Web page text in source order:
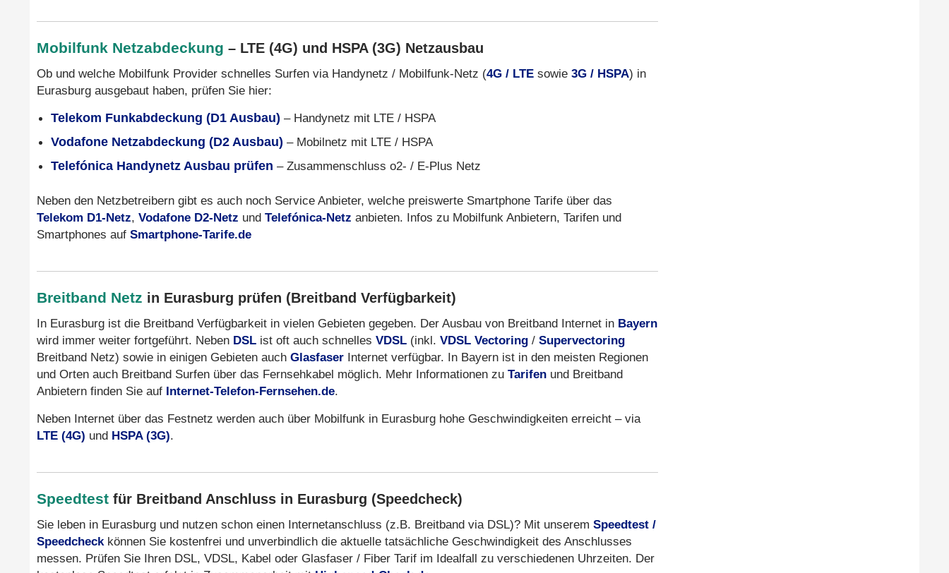
Mobilfunk Netzabdeckung – LTE (4G) und HSPA (3G) Netzausbau
Ob und welche Mobilfunk Provider schnelles Surfen via Handynetz / Mobilfunk-Netz (4G / LTE sowie 3G / HSPA) in
Eurasburg ausgebaut haben, prüfen Sie hier:
Telekom Funkabdeckung (D1 Ausbau) – Handynetz mit LTE / HSPA
Vodafone Netzabdeckung (D2 Ausbau) – Mobilnetz mit LTE / HSPA
Telefónica Handynetz Ausbau prüfen – Zusammenschluss o2- / E-Plus Netz
Neben den Netzbetreibern gibt es auch noch Service Anbieter, welche preiswerte Smartphone Tarife über das
Telekom D1-Netz, Vodafone D2-Netz und Telefónica-Netz anbieten. Infos zu Mobilfunk Anbietern, Tarifen und
Smartphones auf Smartphone-Tarife.de
Breitband Netz in Eurasburg prüfen (Breitband Verfügbarkeit)
In Eurasburg ist die Breitband Verfügbarkeit in vielen Gebieten gegeben. Der Ausbau von Breitband Internet in Bayern
wird immer weiter fortgeführt. Neben DSL ist oft auch schnelles VDSL (inkl. VDSL Vectoring / Supervectoring
Breitband Netz) sowie in einigen Gebieten auch Glasfaser Internet verfügbar. In Bayern ist in den meisten Regionen
und Orten auch Breitband Surfen über das Fernsehkabel möglich. Mehr Informationen zu Tarifen und Breitband
Anbietern finden Sie auf Internet-Telefon-Fernsehen.de.
Neben Internet über das Festnetz werden auch über Mobilfunk in Eurasburg hohe Geschwindigkeiten erreicht – via
LTE (4G) und HSPA (3G).
Speedtest für Breitband Anschluss in Eurasburg (Speedcheck)
Sie leben in Eurasburg und nutzen schon einen Internetanschluss (z.B. Breitband via DSL)? Mit unserem Speedtest /
Speedcheckkönnen Sie kostenfrei und unverbindlich die aktuelle tatsächliche Geschwindigkeit des Anschlusses
messen. Prüfen Sie Ihren DSL, VDSL, Kabel oder Glasfaser / Fiber Tarif im Idealfall zu verschiedenen Uhrzeiten. Der